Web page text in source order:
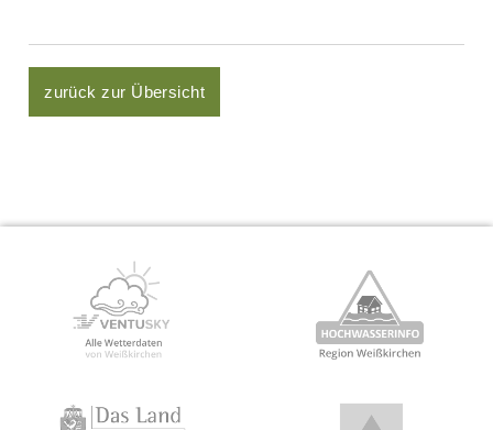
zurück zur Übersicht